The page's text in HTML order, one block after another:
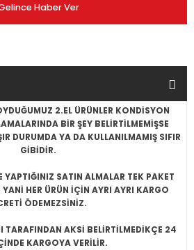
Haber Ver
2.EL ÜRÜNLER KONDİSYON
BİR ŞEY BELİRTİLMEMİŞSE
DURUMDA YA DA KULLANILMAMIŞ SIFIR
GİBİDİR.
YAPTIĞINIZ SATIN ALMALAR TEK PAKET
HER ÜRÜN İÇİN AYRI AYRI KARGO
ÖDEMEZSİNİZ.
TARAFINDAN AKSİ BELİRTİLMEDİKÇE 24
KARGOYA VERİLİR.